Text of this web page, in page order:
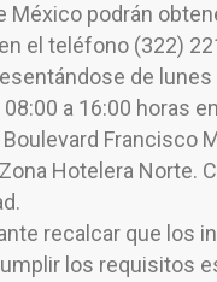
México podrán
el teléfono (322)
de lunes
08:00 a 16:00 horas
Francisco
Hotelera Norte.
recalcar que los
los requisitos